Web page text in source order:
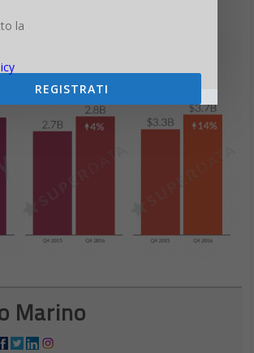
Android.
Marino
la
REGISTRATI